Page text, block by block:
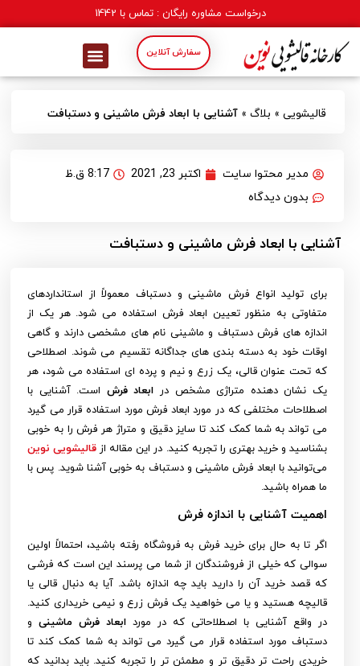
درخواست مشاوره رایگان : تماس با 1442
سفارش آنلاین
قالیشویی » بلاگ » آشنایی با ابعاد فرش ماشینی و دستبافت
مدیر محتوا سایت اکتبر 23, 2021
8:17 ق.ظ
بدون دیدگاه
آشنایی با ابعاد فرش ماشینی و دستبافت
برای تولید انواع فرش ماشینی و دستباف معمولاً از استانداردهای
متفاوتی به منظور تعیین ابعاد فرش استفاده می شود. هر یک از
اندازه های فرش دستباف و ماشینی نام های مشخصی دارند و گاهی
اوقات خود به دسته بندی های جداگانه تقسیم می شوند. اصطلاحی
که تحت عنوان قالی، یک زرع و نیم و پرده ای استفاده می شود، هر
یک نشان دهنده متراژی مشخص در ابعاد فرش است. آشنایی با
اصطلاحات مختلفی که در مورد ابعاد فرش مورد استفاده قرار می گیرد
می تواند به شما کمک کند تا سایز دقیق و متراژ هر فرش را به خوبی
بشناسید و خرید بهتری را تجربه کنید. در این مقاله از قالیشویی نوین
می‌توانید با ابعاد فرش ماشینی و دستباف به خوبی آشنا شوید. پس با
ما همراه باشید.
اهمیت آشنایی با اندازه فرش
اگر تا به حال برای خرید فرش به فروشگاه رفته باشید، احتمالاً اولین
سوالی که خیلی از فروشندگان از شما می پرسند این است که فرشی
که قصد خرید آن را دارید باید چه اندازه باشد. آیا به دنبال قالی یا
قالیچه هستید و یا می خواهید یک فرش زرع و نیمی خریداری کنید.
در واقع آشنایی با اصطلاحاتی که در مورد ابعاد فرش ماشینی و
دستباف مورد استفاده قرار می گیرد می تواند به شما کمک کند تا
خریدی راحت تر دقیق تر و مطمئن تر را تجربه کنید. باید بدانید که